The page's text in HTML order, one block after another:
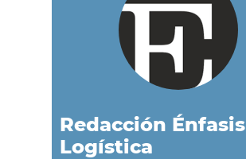
Redacción Énfasis
Logística